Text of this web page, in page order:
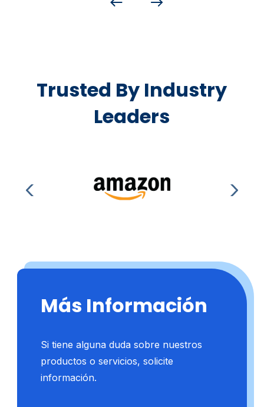
Trusted By Industry
Leaders
Más Información
Si tiene alguna duda sobre nuestros
productos o servicios, solicite
información.